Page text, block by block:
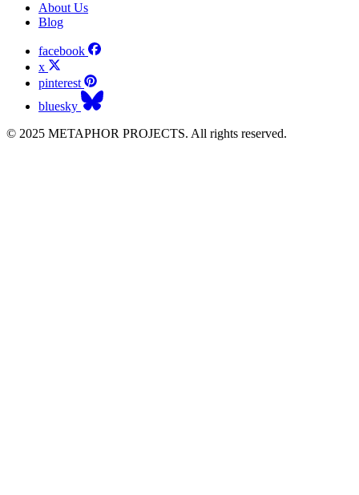
About Us
Blog
facebook
x
pinterest
bluesky
© 2025 METAPHOR PROJECTS. All rights reserved.